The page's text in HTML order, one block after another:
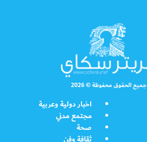
جميع الحقوق محفوظة © 2026
اخبار دولية وعربية
مجتمع مدني
صحة
ثقافة وفن